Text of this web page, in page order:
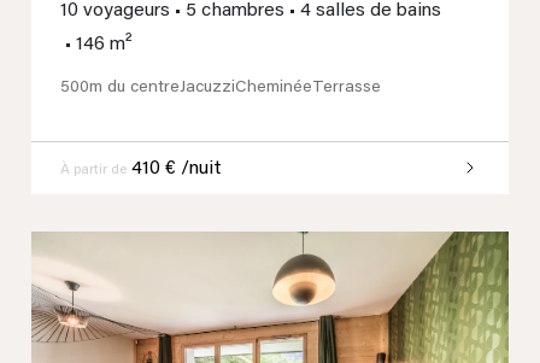
10 voyageurs • 5 chambres • 4 salles de bains
• 146 m²
500m du centreJacuzziCheminée Terrasse
À partir de 410 € /nuit